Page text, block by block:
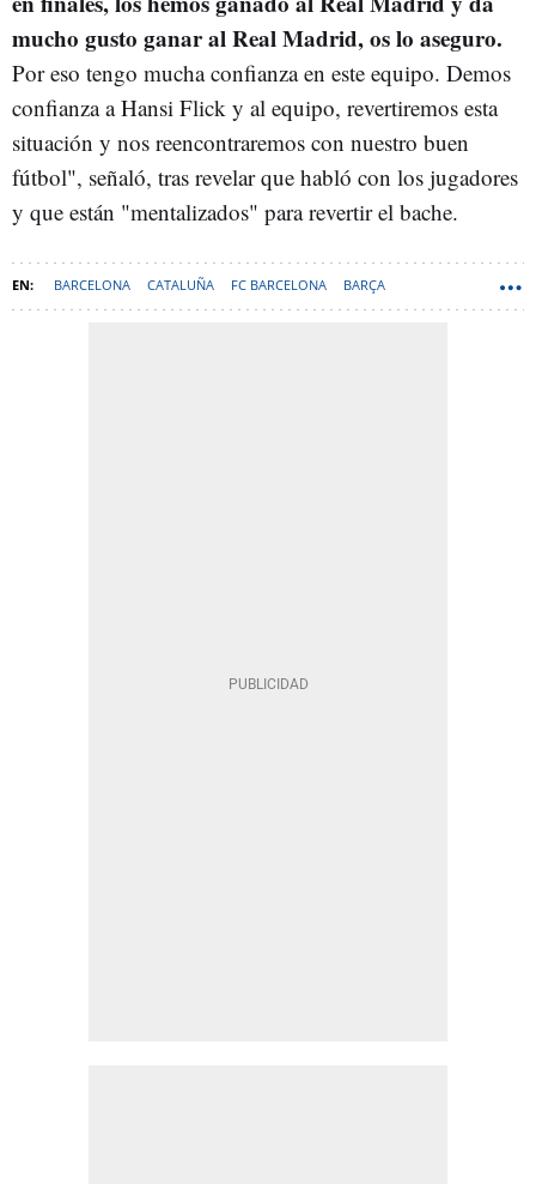
mucho gusto ganar al Real Madrid, os lo aseguro.
Por eso tengo mucha confianza en este equipo. Demos
confianza a Hansi Flick y al equipo, revertiremos esta
situación y nos reencontraremos con nuestro buen
fútbol", señaló, tras revelar que habló con los jugadores
y que están "mentalizados" para revertir el bache.
BARCELONA CATALUÑA FC BARCELONA BARÇA